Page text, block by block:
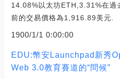
14.08%以太坊ETH,3.31%在過
前的交易價格為1,916.89美元.
1900/1/1 0:00:00
EDU:幣安Launchpad新秀
Web 3.0教育賽道的“問候”